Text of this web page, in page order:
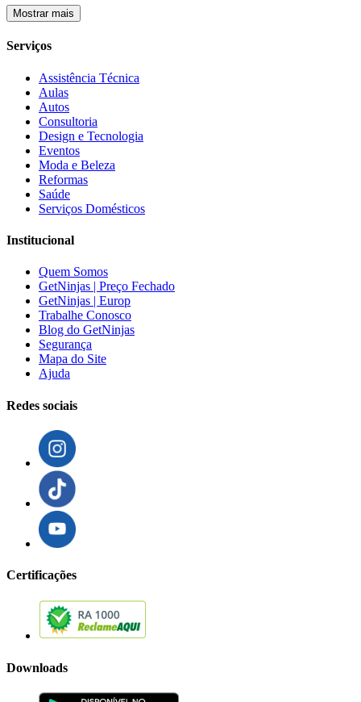
Mostrar mais
Serviços
Assistência Técnica
Aulas
Autos
Consultoria
Design e Tecnologia
Eventos
Moda e Beleza
Reformas
Saúde
Serviços Domésticos
Institucional
Quem Somos
GetNinjas | Preço Fechado
GetNinjas | Europ
Trabalhe Conosco
Blog do GetNinjas
Segurança
Mapa do Site
Ajuda
Redes sociais
Certificações
Downloads